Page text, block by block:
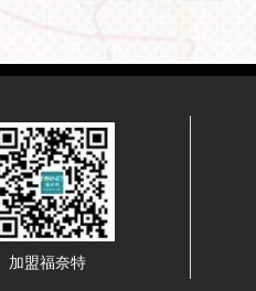
加盟福奈特